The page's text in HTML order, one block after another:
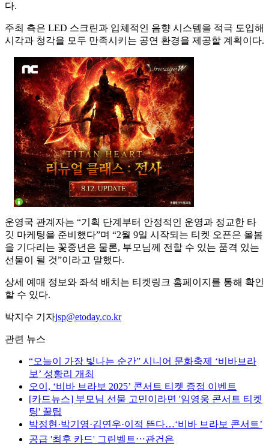
다.
주최 측은 LED 스크린과 입체적인 음향 시스템을 적극 도입해
시각과 청각을 모두 만족시키는 공연 환경을 제공할 계획이다.
운영국 관계자는 “기획 단계부터 안정적인 운영과 정교한 타
깃 마케팅을 준비했다”며 “2월 9일 시작되는 티켓 오픈은 올봄
을 기다리는 꽃중년은 물론, 부모님께 전할 수 있는 품격 있는
선물이 될 것”이라고 말했다.
상세 예매 정보와 좌석 배치는 티켓링크 홈페이지를 통해 확인
할 수 있다.
박지수 기자jsp@etoday.co.kr
관련 뉴스
“오늘이 가장 빛나는 순간” 시니어 문화축제 ‘비바브라
보’ 성황리 개최
오이, ‘비바 브라보 2025’ 콘서트 티켓 증정 이벤트
[카드뉴스] 부모님 선물 고민이라면 '임영웅 콘서트 티켓
팅' 꿀팁
박정현·박기영·김연우·이적 뜬다…‘비바 브라보 콘서트’
공급 '최후 카드' 그린벨트⋯관건은